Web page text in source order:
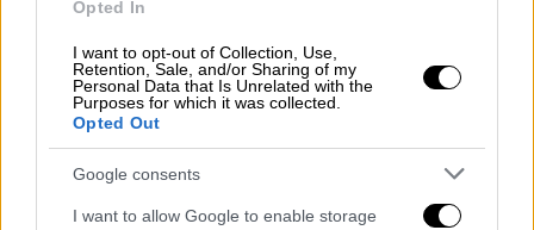
Opted In
I want to opt-out of Collection, Use,
Retention, Sale, and/or Sharing of my
Personal Data that Is Unrelated with the
Purposes for which it was collected.
Opted Out
Google consents
I want to allow Google to enable storage
Είμαστε σε μια περίοδο «δημιουργικής
αναταραχής», από την οποία θα προκύψει ο
μεγάλος συμβιβασμός.
POPULAR VIDEOS